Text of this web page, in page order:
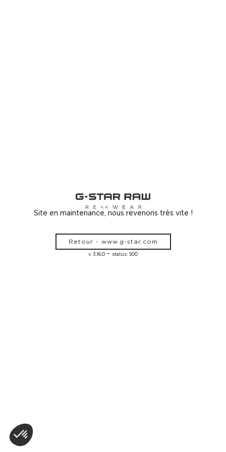
Site en maintenance, nous revenons très vite !
Retour - www.g-star.com
v. 3.16.0 - status: 500